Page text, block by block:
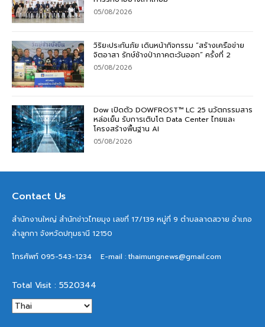
05/08/2026
วิริยะประกันภัย เดินหน้ากิจกรรม “สร้างเครือข่าย
จิตอาสา รักษ์ช้างป่าภาคตะวันออก” ครั้งที่ 2
05/08/2026
Dow เปิดตัว DOWFROST™ LC 25 นวัตกรรมสาร
หล่อเย็น รับการเติบโต Data Center ไทยและ
โครงสร้างพื้นฐาน AI
05/08/2026
Contact Us
สำนักงานใหญ่ สำนักข่าวไทยมุง เลขที่ 17/139 หมู่ที่ 9 ตำบลลาดสวาย อำเภอ
ลำลูกกา จังหวัดปทุมธานี 12150
โทรศัพท์ 095-543-1234 E-mail : thaimungnews@gmail.com
Total Visit : 5520344